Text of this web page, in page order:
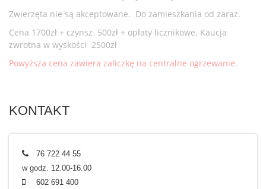
Zwierzęta nie są akceptowane. Do zamieszkania od zaraz.
Cena 1700zł + czynsz 500zł + opłaty licznikowe. Kaucja
zwrotna w wyskości 2500zł
Powyższa cena zawiera zaliczkę na centralne ogrzewanie.
KONTAKT
76 722 44 55
w godz. 12.00-16.00
602 691 400